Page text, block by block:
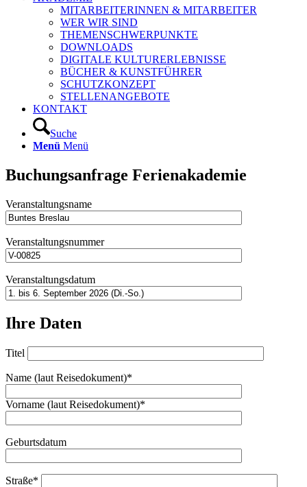
MITARBEITERINNEN & MITARBEITER
WER WIR SIND
THEMENSCHWERPUNKTE
DOWNLOADS
DIGITALE KULTURERLEBNISSE
BÜCHER & KUNSTFÜHRER
SCHUTZKONZEPT
STELLENANGEBOTE
KONTAKT
Suche
Menü Menü
Buchungsanfrage Ferienakademie
Veranstaltungsname
Veranstaltungsnummer
Veranstaltungsdatum
Ihre Daten
Titel
Name (laut Reisedokument)*
Vorname (laut Reisedokument)*
Geburtsdatum
Straße*